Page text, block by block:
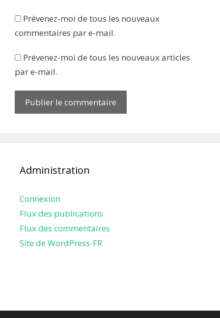
Prévenez-moi de tous les nouveaux
commentaires par e-mail.
Prévenez-moi de tous les nouveaux articles
par e-mail.
Administration
Connexion
Flux des publications
Flux des commentaires
Site de WordPress-FR